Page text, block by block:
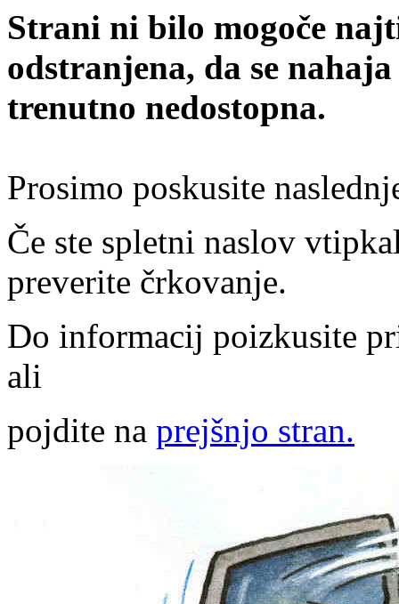
Strani ni bilo mogoče
odstranjena, da se
trenutno nedostopna.
Prosimo poskusite
Če ste spletni naslov
preverite črkovanje.
Do informacij poizkusite
ali
pojdite na prejšnjo stran.